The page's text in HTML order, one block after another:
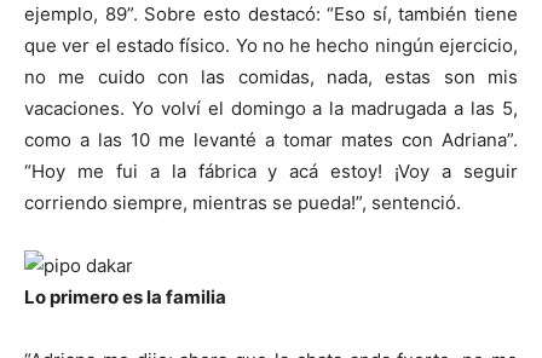
ejemplo, 89”. Sobre esto destacó: “Eso sí, también tiene
que ver el estado físico. Yo no he hecho ningún ejercicio,
no me cuido con las comidas, nada, estas son mis
vacaciones. Yo volví el domingo a la madrugada a las 5,
como a las 10 me levanté a tomar mates con Adriana”.
“Hoy me fui a la fábrica y acá estoy! ¡Voy a seguir
corriendo siempre, mientras se pueda!”, sentenció.
Lo primero es la familia